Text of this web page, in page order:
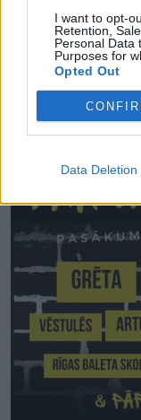
I want to opt-
Retention,
Personal Data
Purposes for
Opted Out
Data Deletion
mūsu visu